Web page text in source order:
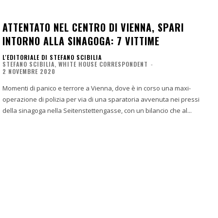
ATTENTATO NEL CENTRO DI VIENNA, SPARI
INTORNO ALLA SINAGOGA: 7 VITTIME
L'EDITORIALE DI STEFANO SCIBILIA
STEFANO SCIBILIA, WHITE HOUSE CORRESPONDENT -
2 NOVEMBRE 2020
Momenti di panico e terrore a Vienna, dove è in corso una maxi-
operazione di polizia per via di una sparatoria avvenuta nei pressi
della sinagoga nella Seitenstettengasse, con un bilancio che al...